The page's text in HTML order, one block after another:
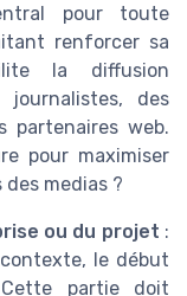
pour toute
renforcer sa
la diffusion
journalistes, des
partenaires web.
pour maximiser
medias ?
ou du projet :
le début
partie doit